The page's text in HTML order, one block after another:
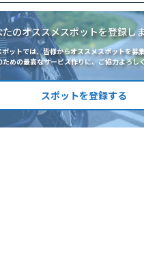
たのオススメスポットを登録し
ポットでは、皆様からオススメスポットを募
めの最高なサービス作りに、ご協力よろし
スポットを登録する